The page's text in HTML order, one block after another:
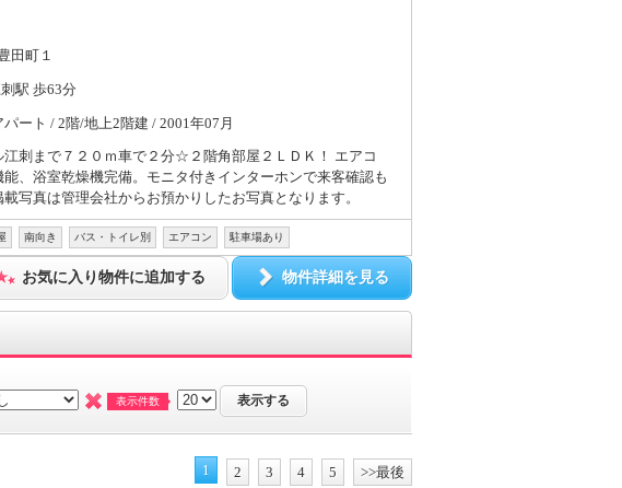
田町１
駅 歩63分
パート / 2階/地上2階建 / 2001年07月
江刺まで７２０ｍ車で２分☆２階角部屋２ＬＤＫ！ エアコ
能、浴室乾燥機完備。モニタ付きインターホンで来客確認も
写真は管理会社からお預かりしたお写真となります。
南向き バス・トイレ別 エアコン 駐車場あり
お気に入り物件に追加する 物件詳細を見る
表示件数
1 2 3 4 5 >>最後